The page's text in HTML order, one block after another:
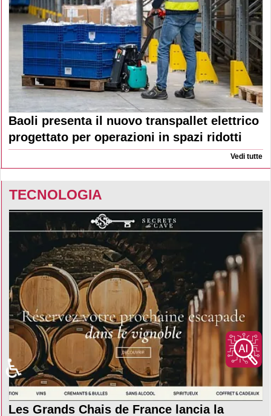
Baoli presenta il nuovo transpallet elettrico
progettato per operazioni in spazi ridotti
Vedi tutte
TECNOLOGIA
Les Grands Chais de France lancia la